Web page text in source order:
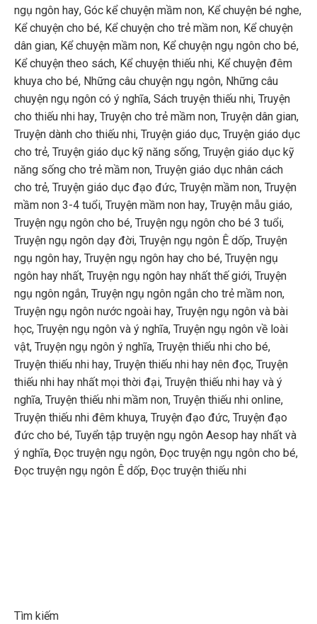
ngụ ngôn hay, Góc kể chuyện mầm non, Kể chuyện bé nghe,
Kể chuyện cho bé, Kể chuyện cho trẻ mầm non, Kể chuyện
dân gian, Kể chuyện mầm non, Kể chuyện ngụ ngôn cho bé,
Kể chuyện theo sách, Kể chuyện thiếu nhi, Kể chuyện đêm
khuya cho bé, Những câu chuyện ngụ ngôn, Những câu
chuyện ngụ ngôn có ý nghĩa, Sách truyện thiếu nhi, Truyện
cho thiếu nhi hay, Truyện cho trẻ mầm non, Truyện dân gian,
Truyện dành cho thiếu nhi, Truyện giáo dục, Truyện giáo dục
cho trẻ, Truyện giáo dục kỹ năng sống, Truyện giáo dục kỹ
năng sống cho trẻ mầm non, Truyện giáo dục nhân cách
cho trẻ, Truyện giáo dục đạo đức, Truyện mầm non, Truyện
mầm non 3-4 tuổi, Truyện mầm non hay, Truyện mẫu giáo,
Truyện ngụ ngôn cho bé, Truyện ngụ ngôn cho bé 3 tuổi,
Truyện ngụ ngôn dạy đời, Truyện ngụ ngôn Ê dốp, Truyện
ngụ ngôn hay, Truyện ngụ ngôn hay cho bé, Truyện ngụ
ngôn hay nhất, Truyện ngụ ngôn hay nhất thế giới, Truyện
ngụ ngôn ngắn, Truyện ngụ ngôn ngắn cho trẻ mầm non,
Truyện ngụ ngôn nước ngoài hay, Truyện ngụ ngôn và bài
học, Truyện ngụ ngôn và ý nghĩa, Truyện ngụ ngôn về loài
vật, Truyện ngụ ngôn ý nghĩa, Truyện thiếu nhi cho bé,
Truyện thiếu nhi hay, Truyện thiếu nhi hay nên đọc, Truyện
thiếu nhi hay nhất mọi thời đại, Truyện thiếu nhi hay và ý
nghĩa, Truyện thiếu nhi mầm non, Truyện thiếu nhi online,
Truyện thiếu nhi đêm khuya, Truyện đạo đức, Truyện đạo
đức cho bé, Tuyển tập truyện ngụ ngôn Aesop hay nhất và
ý nghĩa, Đọc truyện ngụ ngôn, Đọc truyện ngụ ngôn cho bé,
Đọc truyện ngụ ngôn Ê dốp, Đọc truyện thiếu nhi
Tìm kiếm